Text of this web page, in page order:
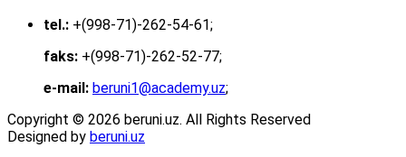
tel.: +(998-71)-262-54-61;
faks: +(998-71)-262-52-77;
e-mail: beruni1@academy.uz;
Copyright © 2026 beruni.uz. All Rights Reserved
Designed by beruni.uz